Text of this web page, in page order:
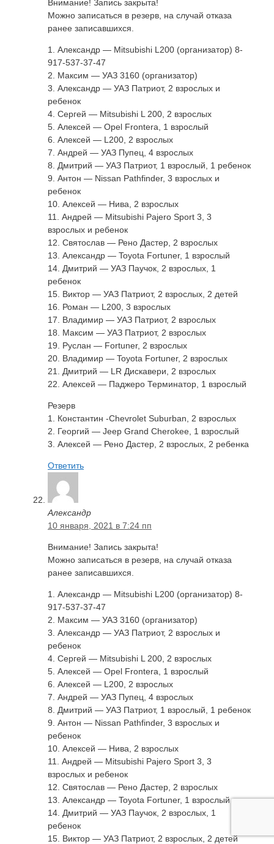
Внимание! Запись закрыта!
Можно записаться в резерв, на случай отказа
ранее записавшихся.
1. Александр — Mitsubishi L200 (организатор) 8-
917-537-37-47
2. Максим — УАЗ 3160 (организатор)
3. Александр — УАЗ Патриот, 2 взрослых и
ребенок
4. Сергей — Mitsubishi L 200, 2 взрослых
5. Алексей — Opel Frontera, 1 взрослый
6. Алексей — L200, 2 взрослых
7. Андрей — УАЗ Пупец, 4 взрослых
8. Дмитрий — УАЗ Патриот, 1 взрослый, 1 ребенок
9. Антон — Nissan Pathfinder, 3 взрослых и
ребенок
10. Алексей — Нива, 2 взрослых
11. Андрей — Mitsubishi Pajero Sport 3, 3
взрослых и ребенок
12. Святослав — Рено Дастер, 2 взрослых
13. Александр — Toyota Fortuner, 1 взрослый
14. Дмитрий — УАЗ Паучок, 2 взрослых, 1
ребенок
15. Виктор — УАЗ Патриот, 2 взрослых, 2 детей
16. Роман — L200, 3 взрослых
17. Владимир — УАЗ Патриот, 2 взрослых
18. Максим — УАЗ Патриот, 2 взрослых
19. Руслан — Fortuner, 2 взрослых
20. Владимир — Toyota Fortuner, 2 взрослых
21. Дмитрий — LR Дискавери, 2 взрослых
22. Алексей — Паджеро Терминатор, 1 взрослый
Резерв
1. Константин -Chevrolet Suburban, 2 взрослых
2. Георгий — Jeep Grand Cherokee, 1 взрослый
3. Алексей — Рено Дастер, 2 взрослых, 2 ребенка
Ответить
Александр
10 января, 2021 в 7:24 пп
Внимание! Запись закрыта!
Можно записаться в резерв, на случай отказа
ранее записавшихся.
1. Александр — Mitsubishi L200 (организатор) 8-
917-537-37-47
2. Максим — УАЗ 3160 (организатор)
3. Александр — УАЗ Патриот, 2 взрослых и
ребенок
4. Сергей — Mitsubishi L 200, 2 взрослых
5. Алексей — Opel Frontera, 1 взрослый
6. Алексей — L200, 2 взрослых
7. Андрей — УАЗ Пупец, 4 взрослых
8. Дмитрий — УАЗ Патриот, 1 взрослый, 1 ребенок
9. Антон — Nissan Pathfinder, 3 взрослых и
ребенок
10. Алексей — Нива, 2 взрослых
11. Андрей — Mitsubishi Pajero Sport 3, 3
взрослых и ребенок
12. Святослав — Рено Дастер, 2 взрослых
13. Александр — Toyota Fortuner, 1 взрослый
14. Дмитрий — УАЗ Паучок, 2 взрослых, 1
ребенок
15. Виктор — УАЗ Патриот, 2 взрослых, 2 детей